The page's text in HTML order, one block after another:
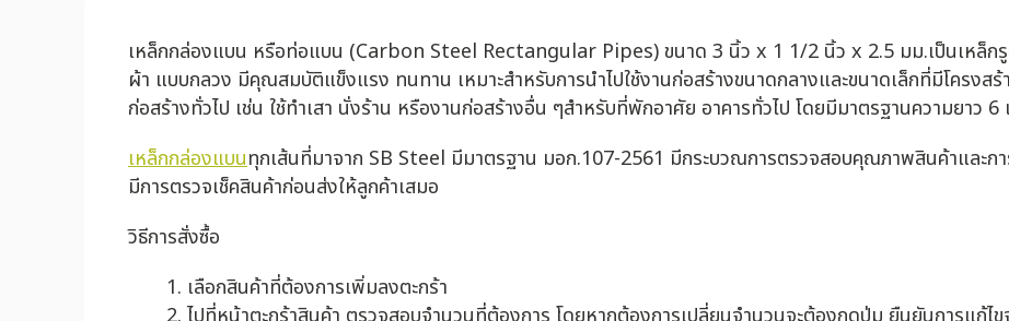
เหล็กกล่องแบน หรือท่อแบน (Carbon Steel Rectangular Pipes) ขนาด 3 นิ้ว x 1 1/2 นิ้ว x 2.5 มม.เป็นเหล็ก
ผ้า แบบกลวง มีคุณสมบัติแข็งแรง ทนทาน เหมาะสำหรับการนำไปใช้งานก่อสร้างขนาดกลางและขนาดเล็กที่มีโครงสร้
ก่อสร้างทั่วไป เช่น ใช้ทำเสา นั่งร้าน หรืองานก่อสร้างอื่น ๆสำหรับที่พักอาศัย อาคารทั่วไป โดยมีมาตรฐานความยาว 6
เหล็กกล่องแบนทุกเส้นที่มาจาก SB Steel มีมาตรฐาน มอก.107-2561 มีกระบวณการตรวจสอบคุณภาพสินค้าและก
มีการตรวจเช็คสินค้าก่อนส่งให้ลูกค้าเสมอ
วิธีการสั่งซื้อ
เลือกสินค้าที่ต้องการเพิ่มลงตะกร้า